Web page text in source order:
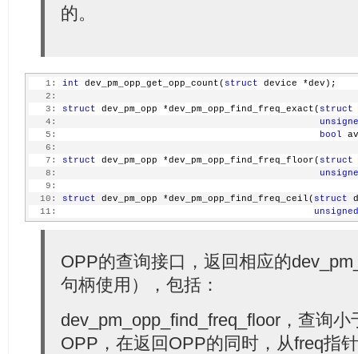
的。
   1:
int dev_pm_opp_get_opp_count( struct device *dev);
   2:
   3:
struct dev_pm_opp *dev_pm_opp_find_freq_exact( struct
   4:
   5:
bool
   6:
   7:
struct dev_pm_opp *dev_pm_opp_find_freq_floor( struct
   8:
   9:
  10:
struct dev_pm_opp *dev_pm_opp_find_freq_ceil( struct
  11:
unsigned
OPP的查询接口，返回相应的
句柄使用），包括：
dev_pm_opp_find_freq_floor，查询
OPP，在返回OPP的同时，从freq指